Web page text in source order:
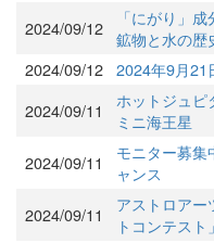
2024/09/12
「にがり」
鉱物と水の歴
2024/09/12 2024年9月21
2024/09/11
ホットジュピ
ミニ海王星
2024/09/11
モニター募集
ャンス
2024/09/11
アストロアー
トコンテス